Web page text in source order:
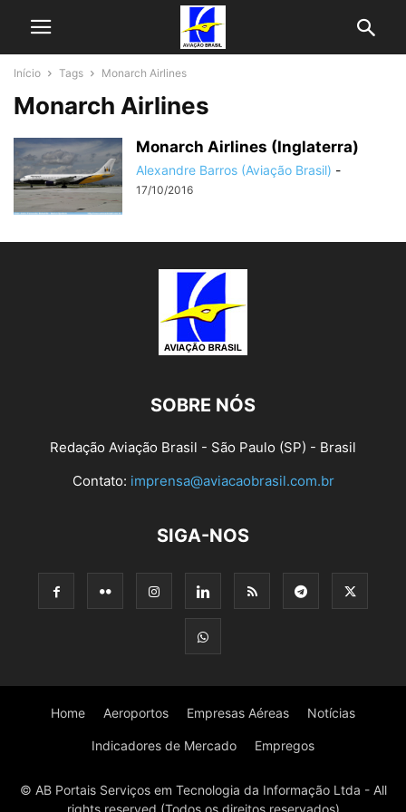
Início Tags Monarch Airlines
Monarch Airlines
Monarch Airlines (Inglaterra)
Alexandre Barros (Aviação Brasil) -
17/10/2016
SOBRE NÓS
Redação Aviação Brasil - São Paulo (SP) - Brasil
Contato: imprensa@aviacaobrasil.com.br
SIGA-NOS
Home Aeroportos Empresas Aéreas Notícias
Indicadores de Mercado Empregos
© AB Portais Serviços em Tecnologia da Informação Ltda - All
rights reserved (Todos os direitos reservados)